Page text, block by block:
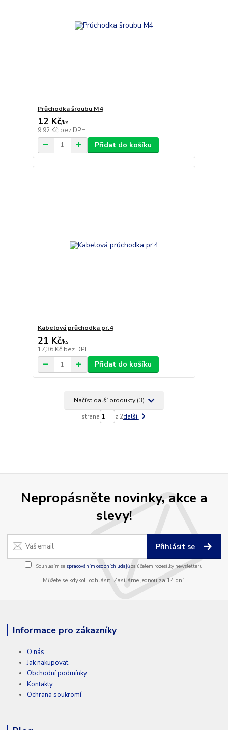
Průchodka šroubu M4
12 Kč/ks
9,92 Kč bez DPH
Přidat do košíku
Kabelová průchodka pr.4
21 Kč/ks
17,36 Kč bez DPH
Přidat do košíku
Načíst další produkty (3)
strana z 2další
Nepropásněte novinky, akce a
slevy!
Přihlásit se
Souhlasím se zpracováním osobních údajůza účelem rozesílky newsletteru.
Můžete se kdykoli odhlásit. Zasíláme jednou za 14 dní.
Informace pro zákazníky
O nás
Jak nakupovat
Obchodní podmínky
Kontakty
Ochrana soukromí